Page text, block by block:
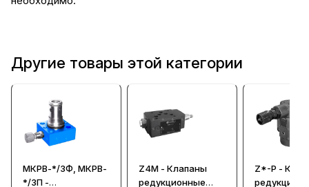
Другие товары этой категории
МКРВ-*/3Ф, МКРВ-
*/3П -
Z4M - Клапаны
редукционные
Z*-P -